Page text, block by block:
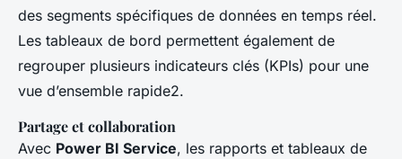
des segments spécifiques de données en temps réel.
Les tableaux de bord permettent également de
regrouper plusieurs indicateurs clés (KPIs) pour une
vue d’ensemble rapide2.
Partage et collaboration
Avec Power BI Service, les rapports et tableaux de